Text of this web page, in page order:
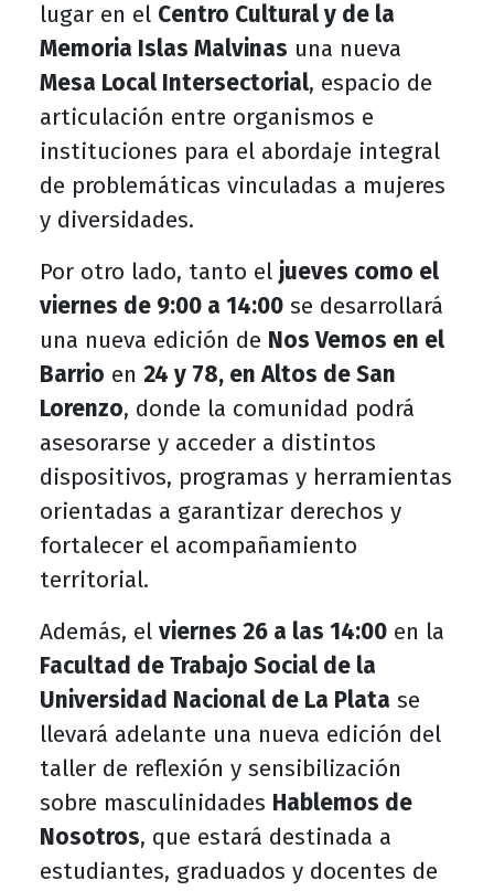
lugar en el Centro Cultural y de la
Memoria Islas Malvinas una nueva
Mesa Local Intersectorial, espacio de
articulación entre organismos e
instituciones para el abordaje integral
de problemáticas vinculadas a mujeres
y diversidades.
Por otro lado, tanto el jueves como el
viernes de 9:00 a 14:00 se desarrollará
una nueva edición de Nos Vemos en el
Barrio en 24 y 78, en Altos de San
Lorenzo, donde la comunidad podrá
asesorarse y acceder a distintos
dispositivos, programas y herramientas
orientadas a garantizar derechos y
fortalecer el acompañamiento
territorial.
Además, el viernes 26 a las 14:00 en la
Facultad de Trabajo Social de la
Universidad Nacional de La Plata se
llevará adelante una nueva edición del
taller de reflexión y sensibilización
sobre masculinidades Hablemos de
Nosotros, que estará destinada a
estudiantes, graduados y docentes de